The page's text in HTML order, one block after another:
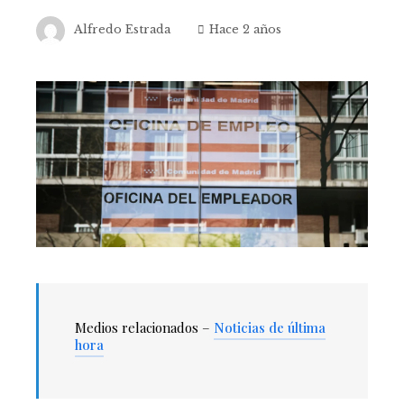
Alfredo Estrada Hace 2 años
Medios relacionados – Noticias de última
hora